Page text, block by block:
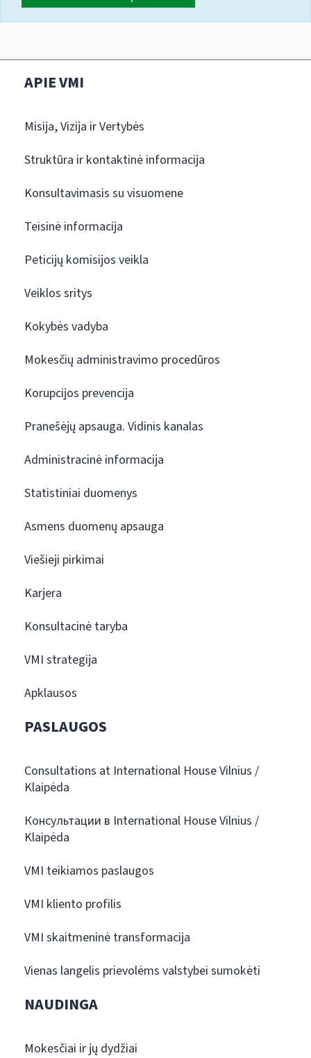
APIE VMI
Misija, Vizija ir Vertybės
Struktūra ir kontaktinė informacija
Konsultavimasis su visuomene
Teisinė informacija
Peticijų komisijos veikla
Veiklos sritys
Kokybės vadyba
Mokesčių administravimo procedūros
Korupcijos prevencija
Pranešėjų apsauga. Vidinis kanalas
Administracinė informacija
Statistiniai duomenys
Asmens duomenų apsauga
Viešieji pirkimai
Karjera
Konsultacinė taryba
VMI strategija
Apklausos
PASLAUGOS
Consultations at International House Vilnius /
Klaipėda
Консультации в International House Vilnius /
Klaipėda
VMI teikiamos paslaugos
VMI kliento profilis
VMI skaitmeninė transformacija
Vienas langelis prievolėms valstybei sumokėti
NAUDINGA
Mokesčiai ir jų dydžiai